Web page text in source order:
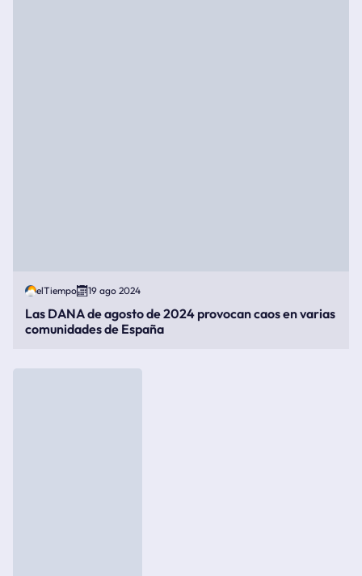
elTiempo 19 ago 2024
Las DANA de agosto de 2024 provocan caos en varias
comunidades de España